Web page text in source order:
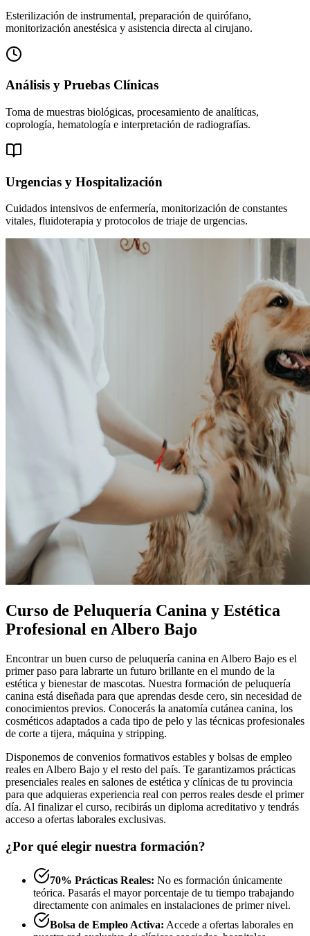
Esterilización de instrumental, preparación de quirófano,
monitorización anestésica y asistencia directa al cirujano.
Análisis y Pruebas Clínicas
Toma de muestras biológicas, procesamiento de analíticas,
coprología, hematología e interpretación de radiografías.
Urgencias y Hospitalización
Cuidados intensivos de enfermería, monitorización de constantes
vitales, fluidoterapia y protocolos de triaje de urgencias.
Curso de Peluquería Canina y Estética
Profesional en Albero Bajo
Encontrar un buen curso de peluquería canina en Albero Bajo es el
primer paso para labrarte un futuro brillante en el mundo de la
estética y bienestar de mascotas. Nuestra formación de peluquería
canina está diseñada para que aprendas desde cero, sin necesidad de
conocimientos previos. Conocerás la anatomía cutánea canina, los
cosméticos adaptados a cada tipo de pelo y las técnicas profesionales
de corte a tijera, máquina y stripping.
Disponemos de convenios formativos estables y bolsas de empleo
reales en Albero Bajo y el resto del país. Te garantizamos prácticas
presenciales reales en salones de estética y clínicas de tu provincia
para que adquieras experiencia real con perros reales desde el primer
día. Al finalizar el curso, recibirás un diploma acreditativo y tendrás
acceso a ofertas laborales exclusivas.
¿Por qué elegir nuestra formación?
70% Prácticas Reales: No es formación únicamente
teórica. Pasarás el mayor porcentaje de tu tiempo trabajando
directamente con animales en instalaciones de primer nivel.
Bolsa de Empleo Activa: Accede a ofertas laborales en